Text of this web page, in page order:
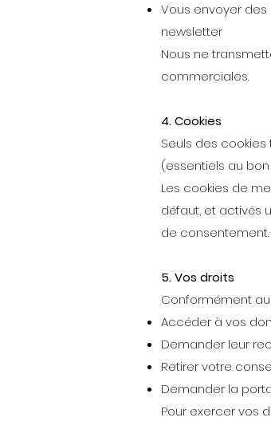
Vous envoyer
newsletter
Nous ne
commerciales.
4. Cookies
Seuls des
(essentiels au
Les cookies de
défaut, et activés
de consentement.
5. Vos droits
Conformément au
Accéder à vos
Demander leur
Retirer votre
Demander la
Pour exercer vos